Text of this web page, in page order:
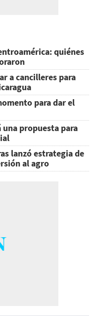
quiénes
a cancilleres para
para dar el
una propuesta para
lanzó estrategia de
al agro